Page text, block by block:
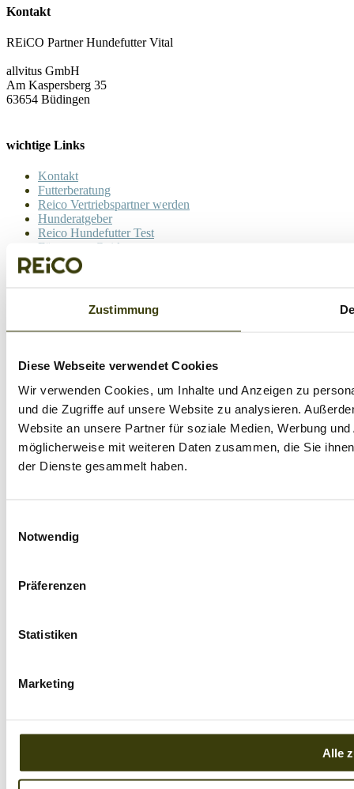
Zustimmung
Diese Webseite verwendet Cookies
Wir verwenden Cookies, um Inhalte und Anzeigen zu
und die Zugriffe auf unsere Website zu analysieren.
Website an unsere Partner für soziale Medien, Werbung
möglicherweise mit weiteren Daten zusammen, die Sie
der Dienste gesammelt haben.
Notwendig
Präferenzen
Statistiken
Marketing
Alle
Kontakt
REiCO Partner Hundefutter Vital
allvitus GmbH
Am Kaspersberg 35
63654 Büdingen
wichtige Links
Kontakt
Futterberatung
Reico Vertriebspartner werden
Hunderatgeber
Reico Hundefutter Test
Fütterungs-Guide
Neukundenbestellung
Kunden Login
Datenschutz
Vertriebspartner - Hundefutter Vital das Original seit 2009
REICO Partner Hundefutter Vital
Page load link